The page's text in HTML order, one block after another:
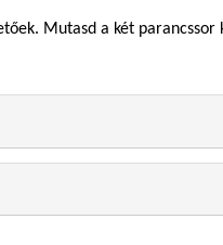
Mutasd a két parancssor